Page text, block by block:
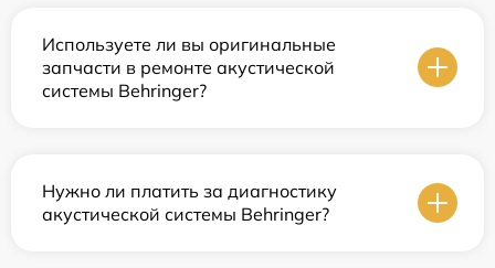
Используете ли вы оригинальные
запчасти в ремонте акустической
системы Behringer?
Нужно ли платить за диагностику
акустической системы Behringer?